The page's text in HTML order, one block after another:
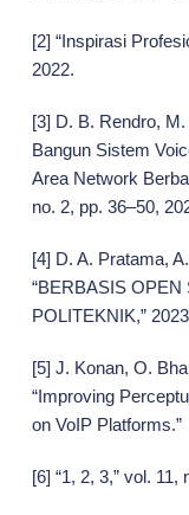
[2] “Inspirasi
2022.
[3] D. B. Rendro,
Bangun Sistem
Area Network
no. 2, pp. 36–50,
[4] D. A. Pratama,
“BERBASIS
POLITEKNIK,”
[5] J. Konan, O.
“Improving
on VoIP Platforms.”
[6] “1, 2, 3,” vol.